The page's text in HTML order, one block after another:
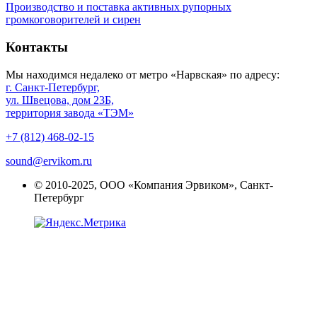
Производство и поставка активных рупорных
громкоговорителей и сирен
Контакты
Мы находимся недалеко от метро «Нарвская» по адресу:
г. Санкт-Петербург,
ул. Швецова, дом 23Б,
территория завода «ТЭМ»
+7 (812) 468-02-15
sound@ervikom.ru
© 2010-2025, ООО «Компания Эрвиком», Санкт-
Петербург